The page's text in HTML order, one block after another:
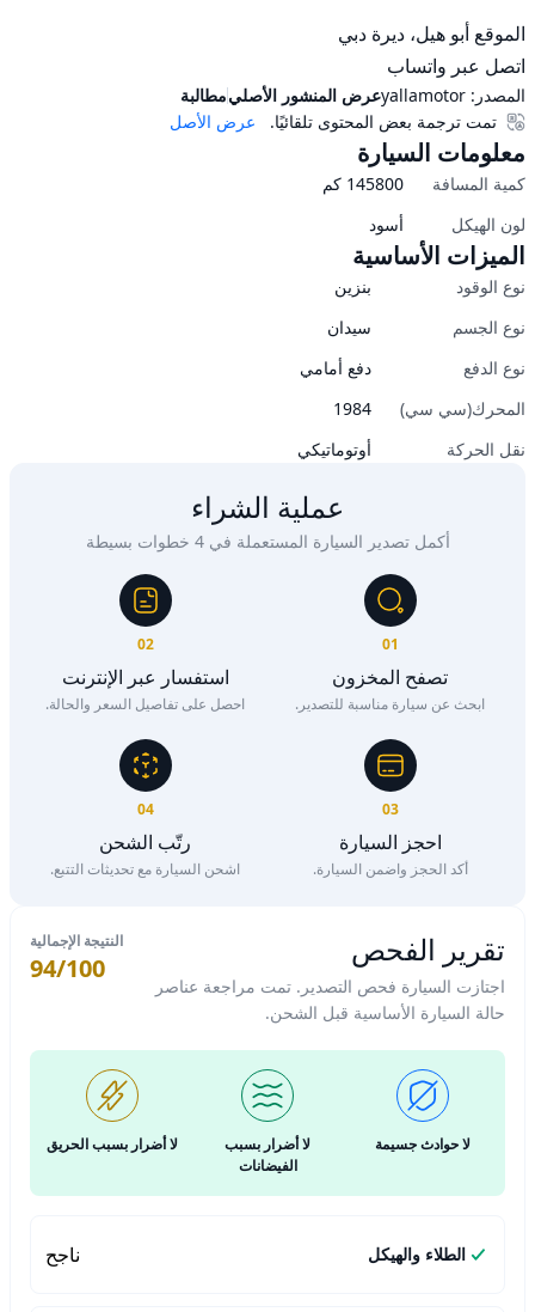
اتصل عبر واتساب
المصدر: yallamotorعرض المنشور الأصليمطالبة
عرض الأصل
تمت ترجمة بعض المحتوى تلقائيًا.
معلومات السيارة
كمية المسافة 145800 كم
لون الهيكل
أسود
الميزات الأساسية
نوع الوقود
بنزين
نوع الجسم
سيدان
نوع الدفع
دفع أمامي
المحرك(سي سي)
1984
نقل الحركة
أوتوماتيكي
عملية الشراء
أكمل تصدير السيارة المستعملة في 4 خطوات بسيطة
01
تصفح المخزون
ابحث عن سيارة مناسبة للتصدير.
02
استفسار عبر الإنترنت
احصل على تفاصيل السعر والحالة.
03
احجز السيارة
أكد الحجز واضمن السيارة.
04
رتّب الشحن
اشحن السيارة مع تحديثات التتبع.
تقرير الفحص
اجتازت السيارة فحص التصدير. تمت مراجعة عناصر
حالة السيارة الأساسية قبل الشحن.
النتيجة الإجمالية
94/100
لا حوادث جسيمة
لا أضرار بسبب
الفيضانات
لا أضرار بسبب الحريق
الطلاء والهيكل ناجح